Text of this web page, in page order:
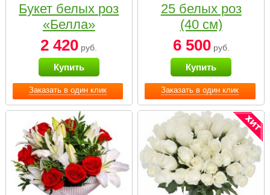
Заказать в один клик
Букет белых роз
«Белла»
2 420 руб.
Купить
Заказать в один клик
25 белых роз
(40 см)
6 500руб.
Купить